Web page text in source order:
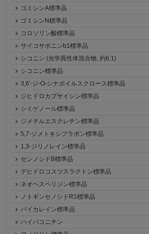
ゴミシンA標準品
ゴミシンN標準品
コロソリン酸標準品
サイコサポニンb1標準品
シコニン (光学異性体混合物, 約6:1)
シコニン標準品
3,6'-ジ-O-シナポイルスクロース標準品
ジヒドロカプサイシン標準品
シミゲノール標準品
ジメチルエスクレチン標準品
5,7-ジメトキシフラボン標準品
1,3-ジリノレイン標準品
センノシドB標準品
デヒドロコスツスラクトン標準品
ネオヘスペリジン標準品
ノトギンセノシドR1標準品
バイカレイン標準品
ハイパコニチン